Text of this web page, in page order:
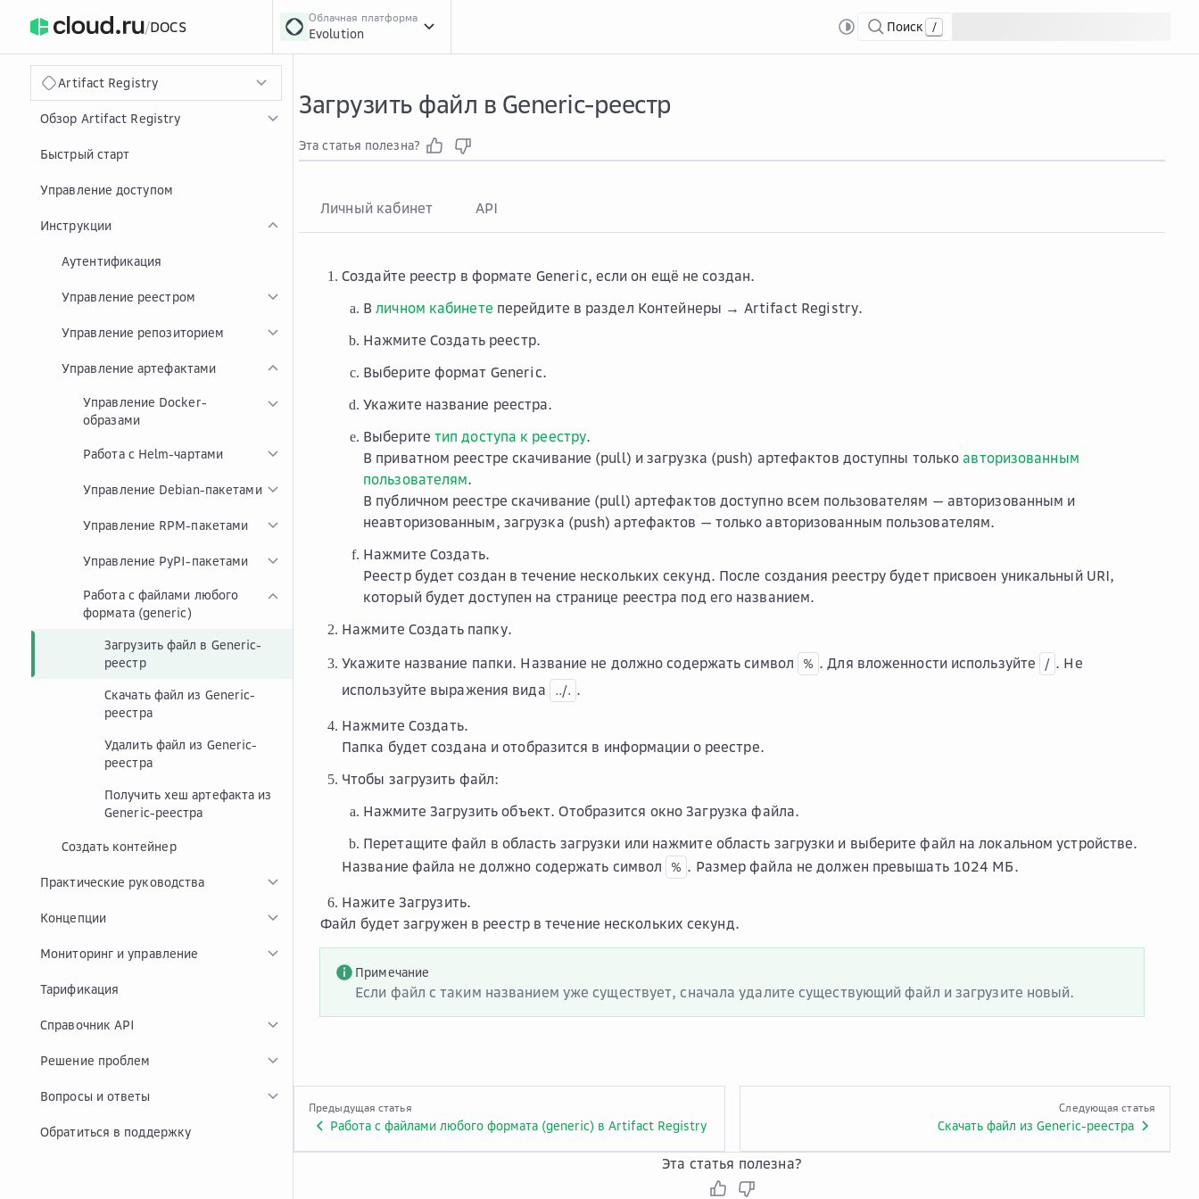
/DOCS
Облачная платформа
Evolution Поиск /
Artifact Registry
Обзор Artifact Registry
Быстрый старт
Управление доступом
Инструкции
Аутентификация
Управление реестром
Управление репозиторием
Управление артефактами
Управление Docker-
образами
Работа с Helm-чартами
Управление Debian-пакетами
Управление RPM-пакетами
Управление PyPI-пакетами
Работа с файлами любого
формата (generic)
Загрузить файл в Generic-
реестр
Скачать файл из Generic-
реестра
Удалить файл из Generic-
реестра
Получить хеш артефакта из
Generic-реестра
Создать контейнер
Практические руководства
Концепции
Мониторинг и управление
Тарификация
Справочник API
Решение проблем
Вопросы и ответы
Обратиться в поддержку
Загрузить файл в Generic-реестр
Эта статья полезна?
Личный кабинет API
Создайте реестр в формате Generic, если он ещё не создан.
Вличном кабинете перейдите в раздел Контейнеры → Artifact Registry.
Нажмите Создать реестр.
Выберите формат Generic.
Укажите название реестра.
Выберите тип доступа к реестру.
В приватном реестре скачивание (pull) и загрузка (push) артефактов доступны толькоавторизованным
пользователям.
В публичном реестре скачивание (pull) артефактов доступно всем пользователям — авторизованным и
неавторизованным, загрузка (push) артефактов — только авторизованным пользователям.
Нажмите Создать.
Реестр будет создан в течение нескольких секунд. После создания реестру будет присвоен уникальный URI,
который будет доступен на странице реестра под его названием.
Нажмите Создать папку.
Укажите название папки. Название не должно содержать символ
% . Для вложенности используйте / . Не
используйте выражения вида
../. .
Нажмите Создать.
Папка будет создана и отобразится в информации о реестре.
Чтобы загрузить файл:
Нажмите Загрузить объект. Отобразится окноЗагрузка файла.
Перетащите файл в область загрузки или нажмите область загрузки и выберите файл на локальном устройстве.
Название файла не должно содержать символ
% . Размер файла не должен превышать 1024 МБ.
Нажите Загрузить.
Файл будет загружен в реестр в течение нескольких секунд.
Примечание
Если файл с таким названием уже существует, сначала удалите существующий файл и загрузите новый.
Предыдущая статья
Работа с файлами любого формата (generic) в Artifact Registry
Следующая статья
Скачать файл из Generic-реестра
Эта статья полезна?